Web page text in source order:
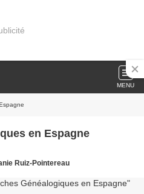
MENU
en Espagne
Ruiz-Pointereau